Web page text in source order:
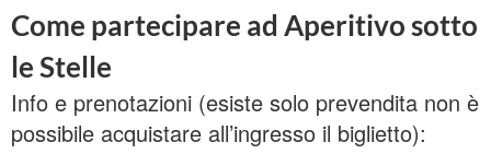
Come partecipare ad Aperitivo sotto
le Stelle
Info e prenotazioni (esiste solo prevendita non è
possibile acquistare all’ingresso il biglietto):